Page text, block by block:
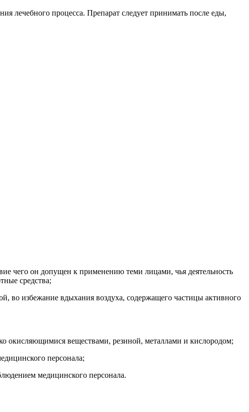
лечебного процесса. Препарат следует принимать после еды,
чего он допущен к применению теми лицами, чья деятельность
средства;
во избежание вдыхания воздуха, содержащего частицы активного
окисляющимися веществами, резиной, металлами и кислородом;
персонала;
медицинского персонала.